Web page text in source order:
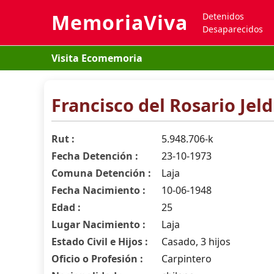
MemoriaViva
Detenidos
Desaparecidos
Visita Ecomemoria
Francisco del Rosario
Rut :
5.948.706-k
Fecha Detención :
23-10-1973
Comuna Detención :
Laja
Fecha Nacimiento :
10-06-1948
Edad :
25
Lugar Nacimiento :
Laja
Estado Civil e Hijos :
Casado, 3 hijos
Oficio o Profesión :
Carpintero